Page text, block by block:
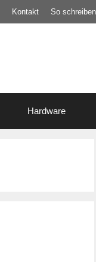
Kontakt So
Hardware